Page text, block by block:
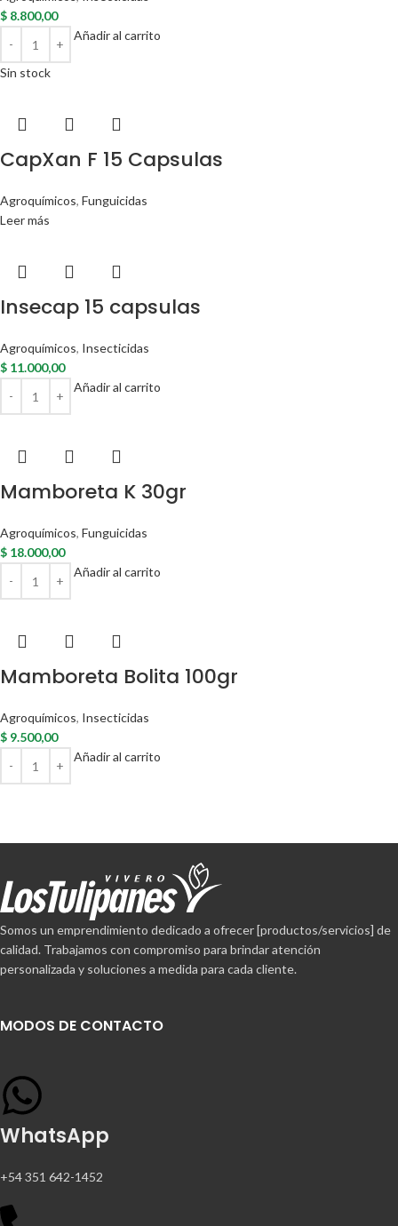
$ 8.800,00
Añadir al carrito
Sin stock
CapXan F 15 Capsulas
Agroquímicos, Funguicidas
Leer más
Insecap 15 capsulas
Agroquímicos, Insecticidas
$ 11.000,00
Añadir al carrito
Mamboreta K 30gr
Agroquímicos, Funguicidas
$ 18.000,00
Añadir al carrito
Mamboreta Bolita 100gr
Agroquímicos, Insecticidas
$ 9.500,00
Añadir al carrito
Somos un emprendimiento dedicado a ofrecer [productos/servicios] de
calidad. Trabajamos con compromiso para brindar atención
personalizada y soluciones a medida para cada cliente.
MODOS DE CONTACTO
WhatsApp
+54 351 642-1452